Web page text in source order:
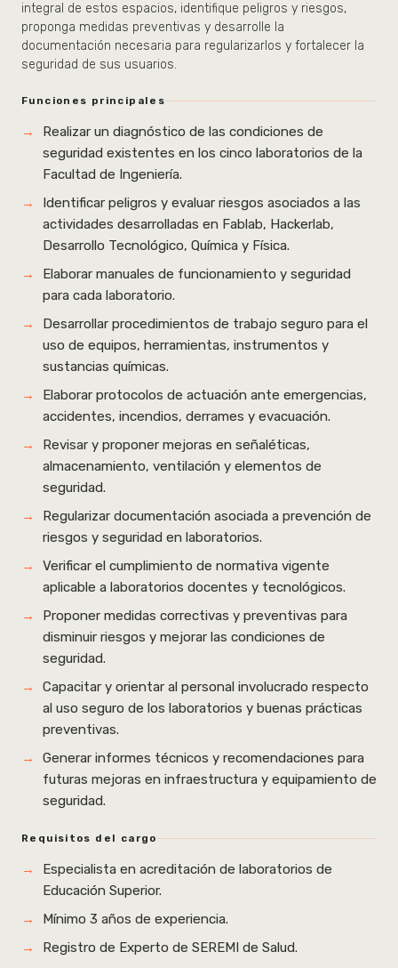
integral de estos espacios, identifique peligros y riesgos,
proponga medidas preventivas y desarrolle la
documentación necesaria para regularizarlos y fortalecer la
seguridad de sus usuarios.
Funciones principales
Realizar un diagnóstico de las condiciones de
seguridad existentes en los cinco laboratorios de la
Facultad de Ingeniería.
Identificar peligros y evaluar riesgos asociados a las
actividades desarrolladas en Fablab, Hackerlab,
Desarrollo Tecnológico, Química y Física.
Elaborar manuales de funcionamiento y seguridad
para cada laboratorio.
Desarrollar procedimientos de trabajo seguro para el
uso de equipos, herramientas, instrumentos y
sustancias químicas.
Elaborar protocolos de actuación ante emergencias,
accidentes, incendios, derrames y evacuación.
Revisar y proponer mejoras en señaléticas,
almacenamiento, ventilación y elementos de
seguridad.
Regularizar documentación asociada a prevención de
riesgos y seguridad en laboratorios.
Verificar el cumplimiento de normativa vigente
aplicable a laboratorios docentes y tecnológicos.
Proponer medidas correctivas y preventivas para
disminuir riesgos y mejorar las condiciones de
seguridad.
Capacitar y orientar al personal involucrado respecto
al uso seguro de los laboratorios y buenas prácticas
preventivas.
Generar informes técnicos y recomendaciones para
futuras mejoras en infraestructura y equipamiento de
seguridad.
Requisitos del cargo
Especialista en acreditación de laboratorios de
Educación Superior.
Mínimo 3 años de experiencia.
Registro de Experto de SEREMI de Salud.